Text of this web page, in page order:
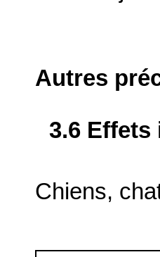
Autres
3.6 Effets
Chiens,